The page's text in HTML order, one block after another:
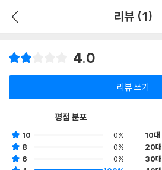
리뷰 (1)
4.0
리뷰 쓰기
평점 분포
10
0%
8
0%
6
0%
10대
20대
30대